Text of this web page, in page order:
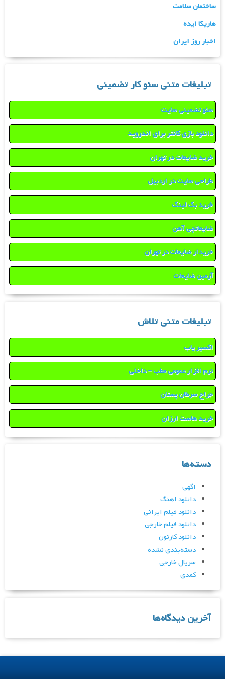
ساختمان سلامت
هاریکا ایده
اخبار روز ایران
تبلیغات متنی سئو کار تضمینی
سئو تضمینی سایت
دانلود بازی کانتر برای اندروید
خرید ضایعات در تهران
طراحی سایت در اردبیل
خرید بک لینک
ضایعاتچی آهن
خریدار ضایعات در تهران
آرمین ضایعات
تبلیغات متنی تلاش
اکسیر یاب
نرم افزار عمومی مطب – داخلی
جراح سرطان پستان
خرید هاست ارزان
دسته‌ها
اگهی
دانلود اهنگ
دانلود فیلم ایرانی
دانلود فیلم خارجی
دانلود کارتون
دسته‌بندی نشده
سریال خارجی
کمدی
آخرین دیدگاه‌ها